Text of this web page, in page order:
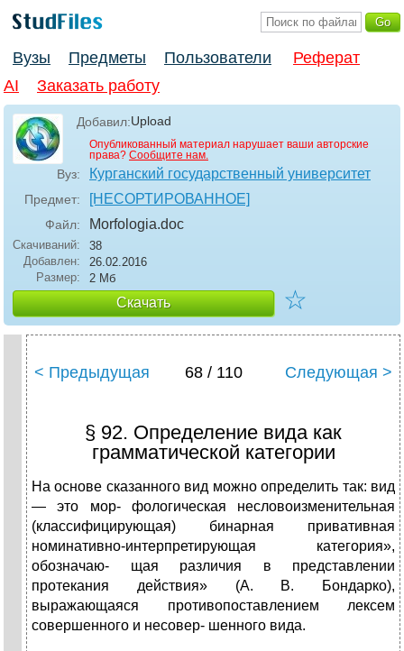
Вузы Предметы Пользователи
Реферат
AI
Заказать работу
Добавил:Upload
Опубликованный материал нарушает ваши авторские
права? Сообщите нам.
Вуз: Курганский государственный университет
Предмет: [НЕСОРТИРОВАННОЕ]
Файл: Morfologia.doc
Скачиваний:
38
Добавлен:
26.02.2016
Размер:
2 Мб
Скачать ☆
< Предыдущая 68 / 110 Следующая >
§ 92. Определение вида как
грамматической категории
На основе сказанного вид можно определить так: вид
— это мор- фологическая несловоизменительная
(классифицирующая) бинарная привативная
номинативно-интерпретирующая категория»,
обозначаю- щая различия в представлении
протекания действия» (А. В. Бондарко),
выражающаяся противопоставлением лексем
совершенного и несовер- шенного вида.